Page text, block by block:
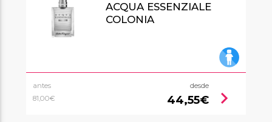
ACQUA ESSENZIALE
COLONIA
antes
81,00€
desde
44,55€ chevron_right